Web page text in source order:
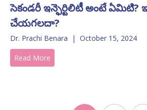
సెకండరీ ఇన్ఫెర్టిలిటీ అంటే
చేయగలదా?
Dr. Prachi Benara | October 15, 2024
Read More